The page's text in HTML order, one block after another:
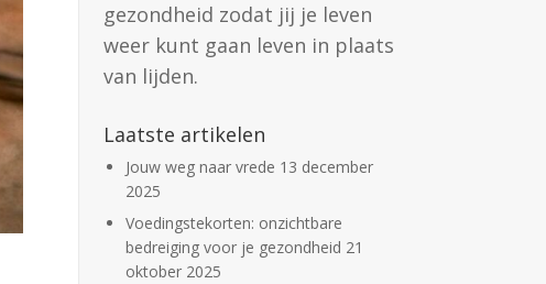
gezondheid zodat jij je leven
weer kunt gaan leven in plaats
van lijden.
Laatste artikelen
Jouw weg naar vrede 13 december
2025
Voedingstekorten: onzichtbare
bedreiging voor je gezondheid 21
oktober 2025